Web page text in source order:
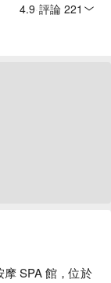
4.9 評論 221
SPA 館，位於